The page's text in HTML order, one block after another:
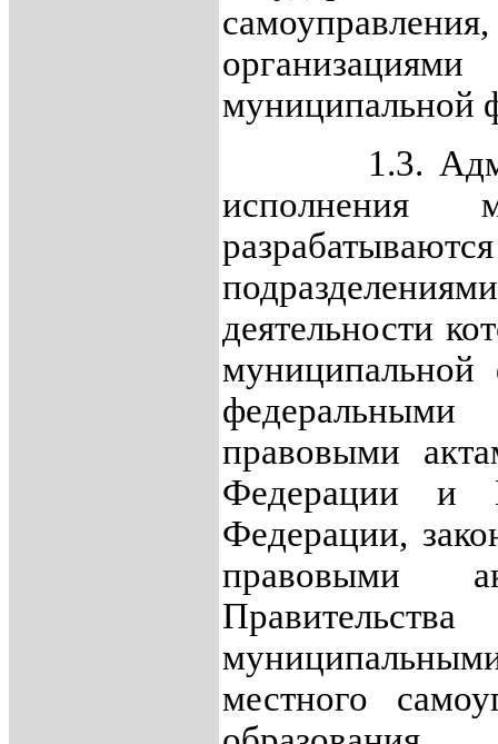
муниципальной
1.3.
исполнения
деятельности
муниципальной
федеральными
правовыми
Федерации и
Федерации,
правовыми
местного